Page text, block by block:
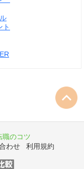
ト
職のコツ
わせ 利用規約